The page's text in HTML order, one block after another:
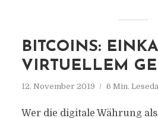
BITCOINS:
VIRTUELLEM
12. November 2019 6 Min.
Wer die digitale Währung